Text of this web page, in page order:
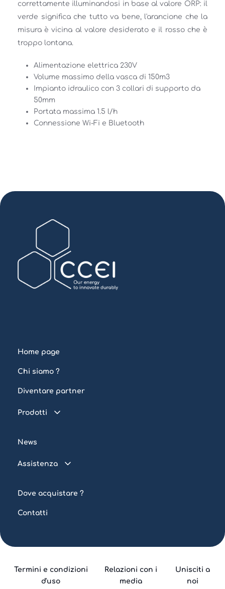
correttamente illuminandosi in base al valore ORP: il
verde significa che tutto va bene, l'arancione che la
misura è vicina al valore desiderato e il rosso che è
troppo lontana.
Alimentazione elettrica 230V
Volume massimo della vasca di 150m3
Impianto idraulico con 3 collari di supporto da
50mm
Portata massima 1.5 l/h
Connessione Wi-Fi e Bluetooth
Home page
Chi siamo ?
Diventare partner
Prodotti
Automazione
News
Assistenza
Dove acquistare ?
Contatti
Termini e condizioni
d'uso
Relazioni con i
media
Unisciti a
noi